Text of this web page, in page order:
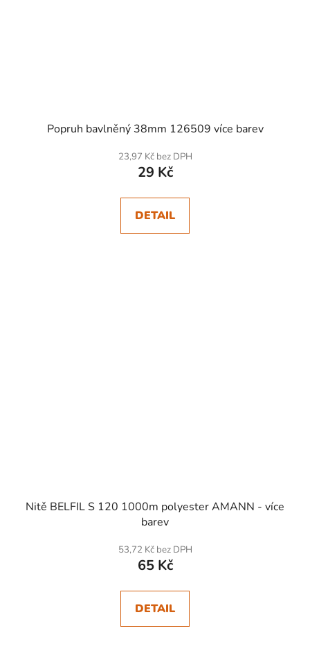
Popruh bavlněný 38mm 126509 více barev
23,97 Kč bez DPH
29 Kč
DETAIL
Nitě BELFIL S 120 1000m polyester AMANN - více
barev
53,72 Kč bez DPH
65 Kč
DETAIL